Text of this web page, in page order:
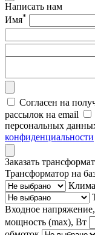
Написать нам
Имя*
Согласен на
рассылок на email
персональных
конфиденциальности
Заказать
Трансформатор на
Входное
мощность (max), Вт